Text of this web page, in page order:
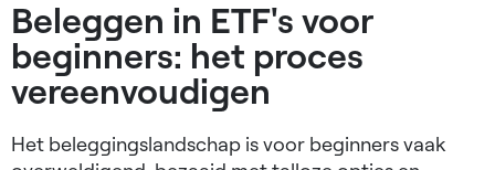
Beleggen in ETF's voor
beginners: het proces
vereenvoudigen
Het beleggingslandschap is voor beginners vaak